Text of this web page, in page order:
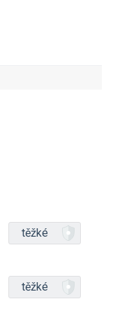
těžké
těžké